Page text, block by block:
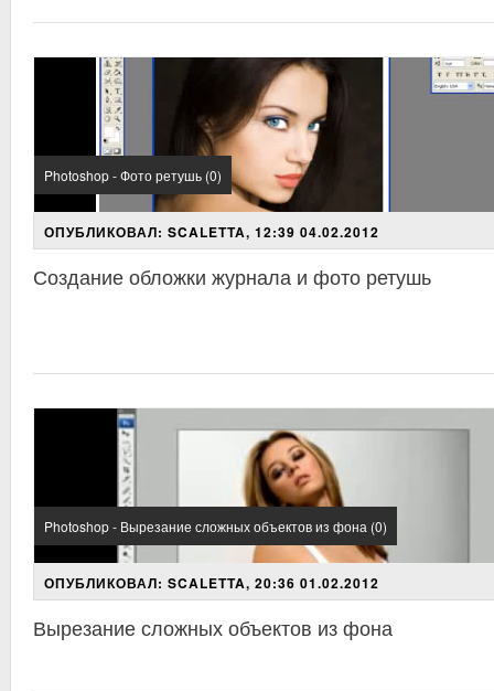
Photoshop - Фото ретушь (0)
ОПУБЛИКОВАЛ: SCALETTA, 12:39 04.02.2012
Создание обложки журнала и фото ретушь
Photoshop - Вырезание сложных объектов из фона (0)
ОПУБЛИКОВАЛ: SCALETTA, 20:36 01.02.2012
Вырезание сложных объектов из фона